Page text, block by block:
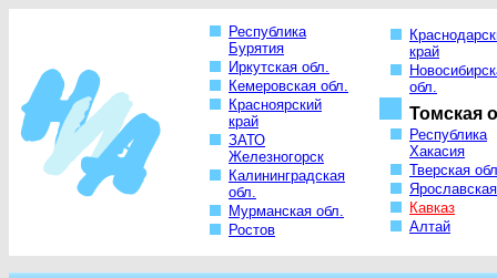
Республика
Бурятия
Иркутская обл.
Кемеровская обл.
Красноярский
край
ЗАТО
Железногорск
Калининградская
обл.
Мурманская обл.
Ростов
край
обл.
Томская
Республика
Хакасия
Тверская
Кавказ
Алтай